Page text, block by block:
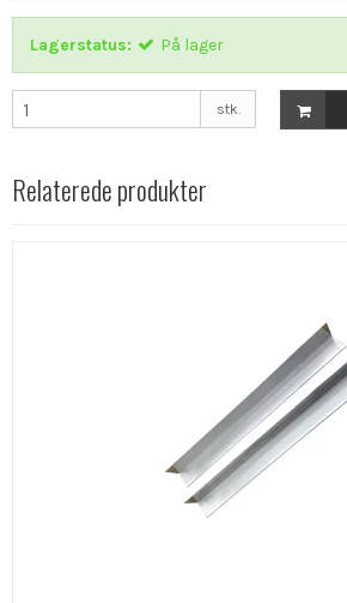
Lagerstatus: På lager
stk.
Relaterede produkter